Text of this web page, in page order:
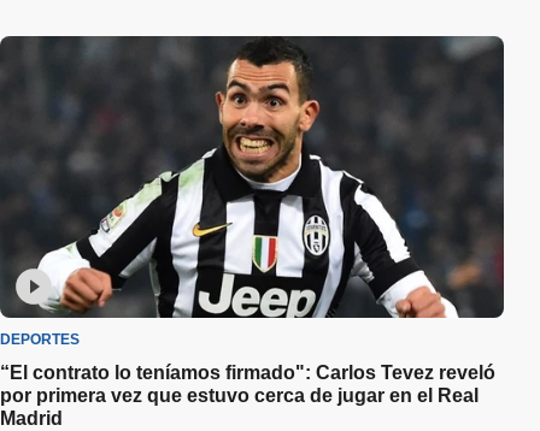
DEPORTES
“El contrato lo teníamos firmado": Carlos Tevez reveló
por primera vez que estuvo cerca de jugar en el Real
Madrid